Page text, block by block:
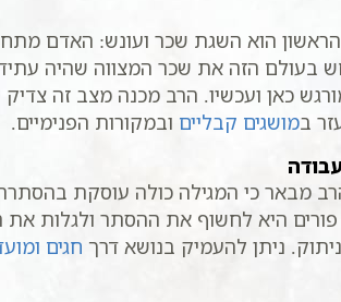
הראשון הוא השגת שכר ועונש: האדם
בעולם הזה את שכר המצווה שהיה
כאן ועכשיו. הרב מכנה מצב זה
במושגים קבליים ובמקורות הפנימיים.
הרב מבאר כי המגילה כולה עוסקת
היא לחשוף את ההסתר ולגלות
ניתן להעמיק בנושא דרך חגים